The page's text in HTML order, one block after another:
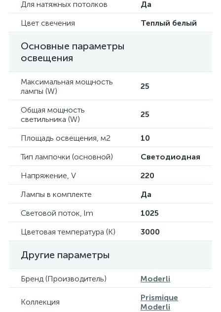
Для натяжных потолков
Да
Цвет свечения
Теплый белый
Основные параметры
освещения
Максимальная мощность
лампы (W)
25
Общая мощность
светильника (W)
25
Площадь освещения, м2
10
Тип лампочки (основной)
Светодиодная
Напряжение, V
220
Лампы в комплекте
Да
Световой поток, lm
1025
Цветовая температура (К)
3000
Другие параметры
Бренд (Производитель) Moderli
Коллекция
Prismique
Moderli